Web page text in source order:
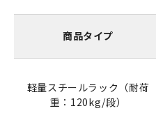
商品タイプ
軽量スチールラック（耐荷
重：120kg/段）